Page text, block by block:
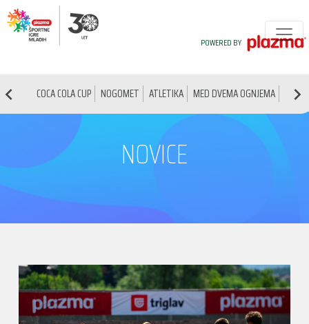
COCA COLA CUP NOGOMET ATLETIKA MED DVEMA OGNJEMA
POWERED BY
NOVICE